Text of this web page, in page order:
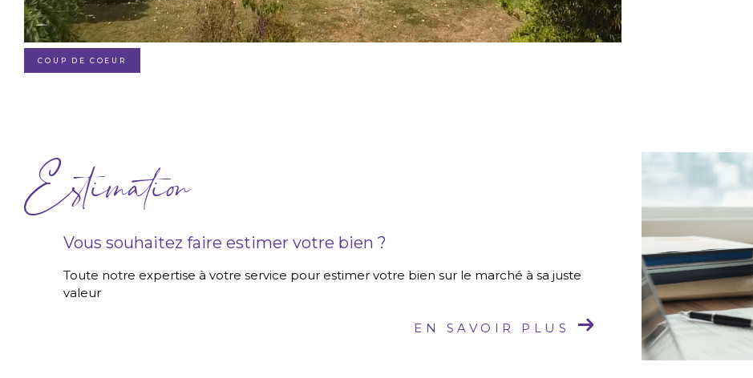
COUP DE COEUR
Estimation
Vous souhaitez faire estimer votre bien ?
Toute notre expertise à votre service pour estimer votre bien sur le marché à sa juste
valeur
EN SAVOIR PLUS